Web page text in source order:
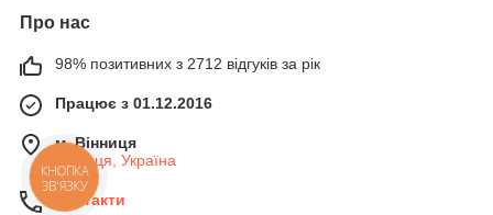
Про нас
98% позитивних з 2712 відгуків за рік
Працює з 01.12.2016
м. Вінниця
Вінниця, Україна
Контакти